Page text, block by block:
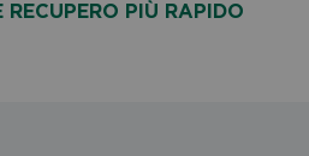
RECUPERO PIÙ RAPIDO